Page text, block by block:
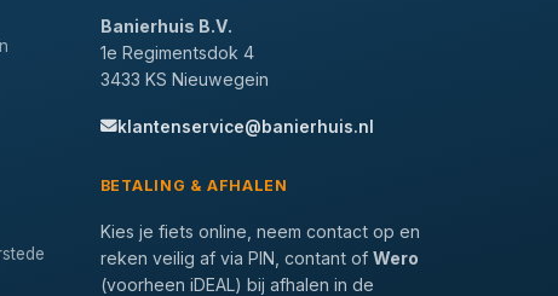
Banierhuis B.V.
1e Regimentsdok 4
3433 KS Nieuwegein
klantenservice@banierhuis.nl
BETALING & AFHALEN
Kies je fiets online, neem contact op en
reken veilig af via PIN, contant of Wero
(voorheen iDEAL) bij afhalen in de